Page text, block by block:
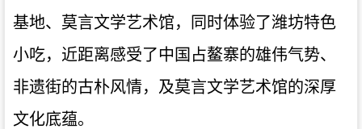
基地、莫言文学艺术馆，同时体验了潍坊特色
小吃，近距离感受了中国占鳌寨的雄伟气势、
非遗街的古朴风情，及莫言文学艺术馆的深厚
文化底蕴。